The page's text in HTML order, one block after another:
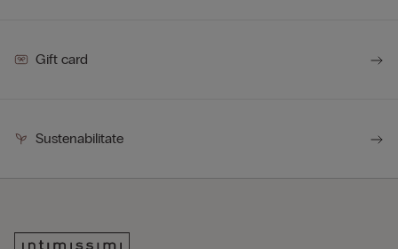
Gift card
Sustenabilitate